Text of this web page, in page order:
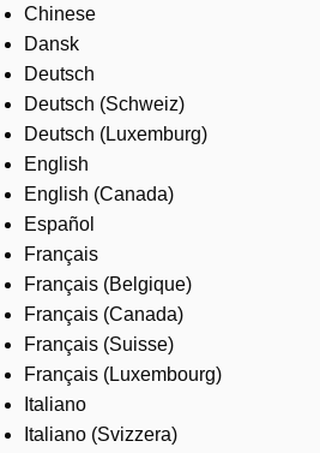
Industries
Services
About us
Where to buy
Contact us
Careers
Chinese
Dansk
Deutsch
Deutsch (Schweiz)
Deutsch (Luxemburg)
English
English (Canada)
Español
Français
Français (Belgique)
Français (Canada)
Français (Suisse)
Français (Luxembourg)
Italiano
Italiano (Svizzera)